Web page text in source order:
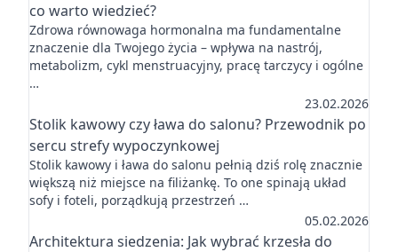
co warto wiedzieć?
Zdrowa równowaga hormonalna ma fundamentalne
znaczenie dla Twojego życia – wpływa na nastrój,
metabolizm, cykl menstruacyjny, pracę tarczycy i ogólne
…
23.02.2026
Stolik kawowy czy ława do salonu? Przewodnik po
sercu strefy wypoczynkowej
Stolik kawowy i ława do salonu pełnią dziś rolę znacznie
większą niż miejsce na filiżankę. To one spinają układ
sofy i foteli, porządkują przestrzeń …
05.02.2026
Architektura siedzenia: Jak wybrać krzesła do